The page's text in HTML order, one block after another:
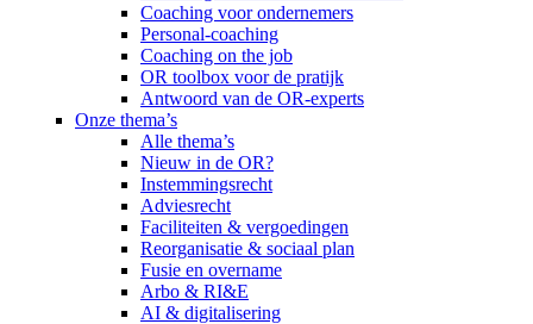
Coaching voor ondernemers
Personal-coaching
Coaching on the job
OR toolbox voor de pratijk
Antwoord van de OR-experts
Onze thema’s
Alle thema’s
Nieuw in de OR?
Instemmingsrecht
Adviesrecht
Faciliteiten & vergoedingen
Reorganisatie & sociaal plan
Fusie en overname
Arbo & RI&E
AI & digitalisering